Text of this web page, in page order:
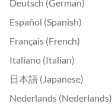
Deutsch (German)
Español (Spanish)
Français (French)
Italiano (Italian)
日本語 (Japanese)
Nederlands (Nederlands)